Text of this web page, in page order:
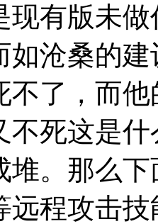
现有版未
如沧桑的
不了，而
不死这是
堆。那么
远程攻击